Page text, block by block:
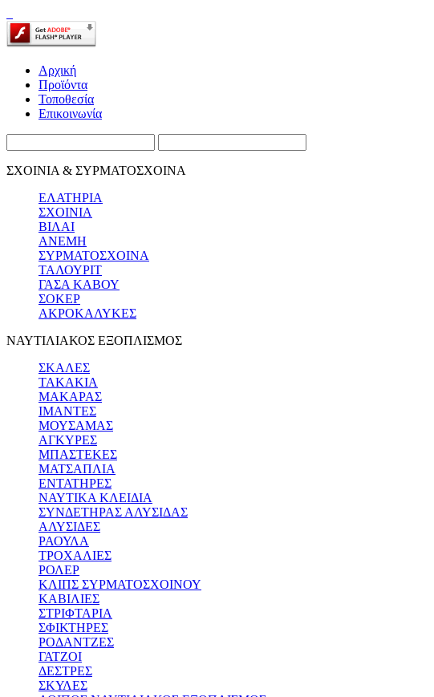
Αρχική
Προϊόντα
Τοποθεσία
Επικοινωνία
ΣΧΟΙΝΙΑ & ΣΥΡΜΑΤΟΣΧΟΙΝΑ
ΕΛΑΤΗΡΙΑ
ΣΧΟΙΝΙΑ
ΒΙΛΑΙ
ΑΝΕΜΗ
ΣΥΡΜΑΤΟΣΧΟΙΝΑ
ΤΑΛΟΥΡΙΤ
ΓΑΣΑ ΚΑΒΟΥ
ΣΟΚΕΡ
ΑΚΡΟΚΑΛΥΚΕΣ
ΝΑΥΤΙΛΙΑΚΟΣ ΕΞΟΠΛΙΣΜΟΣ
ΣΚΑΛΕΣ
ΤΑΚΑΚΙΑ
ΜΑΚΑΡΑΣ
ΙΜΑΝΤΕΣ
ΜΟΥΣΑΜΑΣ
ΑΓΚΥΡΕΣ
ΜΠΑΣΤΕΚΕΣ
ΜΑΤΣΑΠΛΙΑ
ΕΝΤΑΤΗΡΕΣ
ΝΑΥΤΙΚΑ ΚΛΕΙΔΙΑ
ΣΥΝΔΕΤΗΡΑΣ ΑΛΥΣΙΔΑΣ
ΑΛΥΣΙΔΕΣ
ΡΑΟΥΛΑ
ΤΡΟΧΑΛΙΕΣ
ΡΟΛΕΡ
ΚΛΙΠΣ ΣΥΡΜΑΤΟΣΧΟΙΝΟΥ
ΚΑΒΙΛΙΕΣ
ΣΤΡΙΦΤΑΡΙΑ
ΣΦΙΚΤΗΡΕΣ
ΡΟΔΑΝΤΖΕΣ
ΓΑΤΖΟΙ
ΔΕΣΤΡΕΣ
ΣΚΥΛΕΣ